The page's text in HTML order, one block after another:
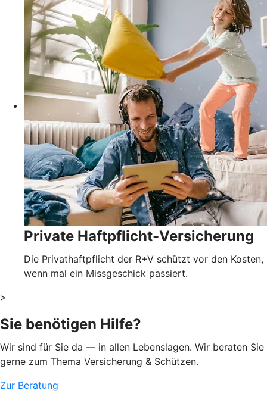
Private Haftpflicht-Versicherung
Die Privathaftpflicht der R+V schützt vor den Kosten,
wenn mal ein Missgeschick passiert.
>
Sie benötigen Hilfe?
Wir sind für Sie da — in allen Lebenslagen. Wir beraten Sie
gerne zum Thema Versicherung & Schützen.
Zur Beratung